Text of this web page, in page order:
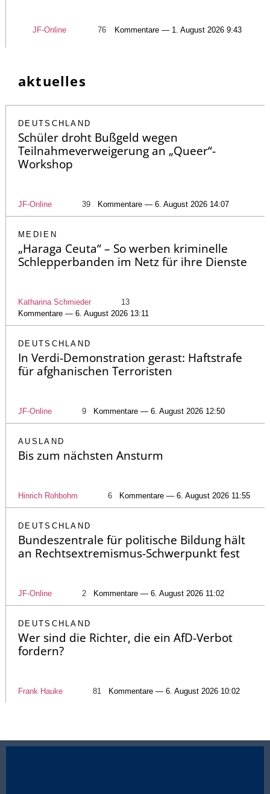
JF-Online 76 Kommentare — 1. August 2026 9:43
aktuelles
DEUTSCHLAND
Schüler droht Bußgeld wegen
Teilnahmeverweigerung an „Queer“-
Workshop
JF-Online 39 Kommentare — 6. August 2026 14:07
MEDIEN
„Haraga Ceuta“ – So werben kriminelle
Schlepperbanden im Netz für ihre Dienste
Katharina Schmieder
13
Kommentare — 6. August 2026 13:11
DEUTSCHLAND
In Verdi-Demonstration gerast: Haftstrafe
für afghanischen Terroristen
JF-Online 9 Kommentare — 6. August 2026 12:50
AUSLAND
Bis zum nächsten Ansturm
Hinrich Rohbohm 6 Kommentare — 6. August 2026 11:55
DEUTSCHLAND
Bundeszentrale für politische Bildung hält
an Rechtsextremismus-Schwerpunkt fest
JF-Online 2 Kommentare — 6. August 2026 11:02
DEUTSCHLAND
Wer sind die Richter, die ein AfD-Verbot
fordern?
Frank Hauke 81 Kommentare — 6. August 2026 10:02